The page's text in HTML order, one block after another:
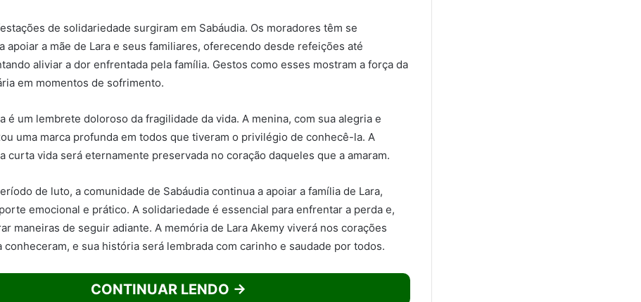
de solidariedade surgiram em Sabáudia. Os moradores têm se
apoiar a mãe de Lara e seus familiares, oferecendo desde refeições até
aliviar a dor enfrentada pela família. Gestos como esses mostram a força da
em momentos de sofrimento.
é um lembrete doloroso da fragilidade da vida. A menina, com sua alegria e
uma marca profunda em todos que tiveram o privilégio de conhecê-la. A
curta vida será eternamente preservada no coração daqueles que a amaram.
de luto, a comunidade de Sabáudia continua a apoiar a família de Lara,
emocional e prático. A solidariedade é essencial para enfrentar a perda e,
maneiras de seguir adiante. A memória de Lara Akemy viverá nos corações
conheceram, e sua história será lembrada com carinho e saudade por todos.
CONTINUAR LENDO →